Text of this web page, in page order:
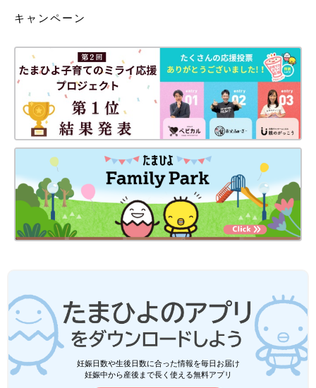
キャンペーン
妊娠日数や生後日数に合った情報を毎日お届け
妊娠中から産後まで長く使える無料アプリ